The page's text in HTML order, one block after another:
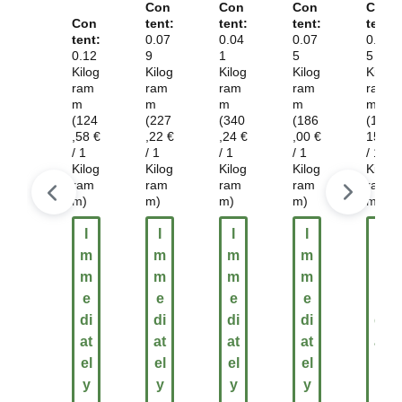
Con
tent:
0.12
Kilog
ram
m
(124
,58 €
/ 1
Kilog
ram
m)
m
m
e
di
at
el
y
Con
tent:
0.07
9
Kilog
ram
m
(227
,22 €
/ 1
Kilog
ram
m)
m
m
e
di
at
el
y
tec
cia
di
pin
o
100
mg
Con
tent:
0.04
1
Kilog
ram
m
(340
,24 €
/ 1
Kilog
ram
m)
m
m
e
di
at
el
y
da
deg
luti
re
Con
tent:
0.07
5
Kilog
ram
m
(186
,00 €
/ 1
Kilog
ram
m)
m
m
e
di
at
el
y
750
mg
+
Cro
mo
Con
tent:
0.13
5
Kilog
ram
m
(118,
15 €
/ 1
Kilog
ram
m)
di
at